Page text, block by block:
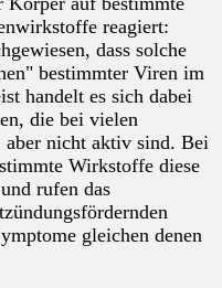
reagiert:
dass solche
bestimmter Viren im
handelt es sich dabei
die bei vielen
nicht aktiv sind. Bei
Wirkstoffe diese
rufen das
gleichen denen